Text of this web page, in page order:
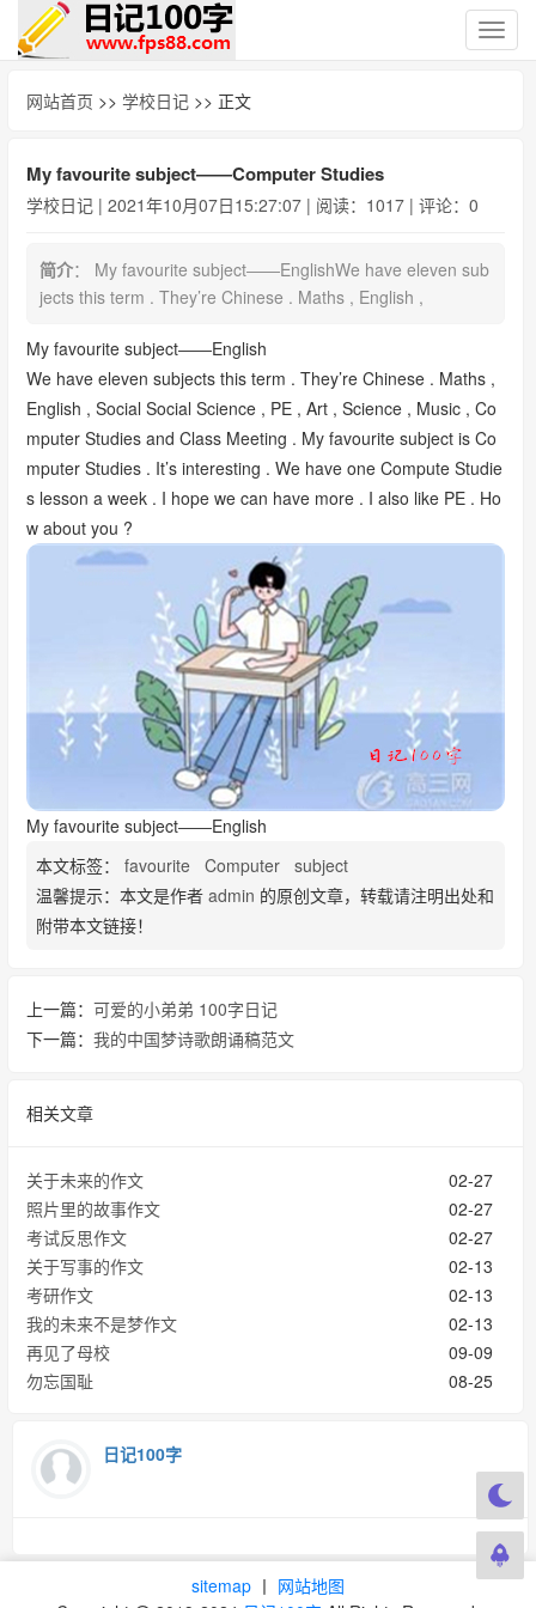
切
换
网站首页 >> 学校日记 >> 正文
My favourite subject――Computer Studies
学校日记 | 2021年10月07日15:27:07 | 阅读：1017 | 评论：0
简介： My favourite subject――EnglishWe have eleven sub
jects this term . They’re Chinese . Maths , English ,
My favourite subject――English
We have eleven subjects this term . They’re Chinese . Maths ,
English , Social Social Science , PE , Art , Science , Music , Co
mputer Studies and Class Meeting . My favourite subject is Co
mputer Studies . It’s interesting . We have one Compute Studie
s lesson a week . I hope we can have more . I also like PE . Ho
w about you ?
My favourite subject――English
本文标签： favourite Computer subject
温馨提示：本文是作者 admin 的原创文章，转载请注明出处和
附带本文链接！
上一篇： 可爱的小弟弟 100字日记
下一篇： 我的中国梦诗歌朗诵稿范文
相关文章
02-27
关于未来的作文
02-27
照片里的故事作文
02-27
考试反思作文
02-13
关于写事的作文
02-13
考研作文
02-13
我的未来不是梦作文
09-09
再见了母校
08-25
勿忘国耻
日记100字
sitemap 丨 网站地图